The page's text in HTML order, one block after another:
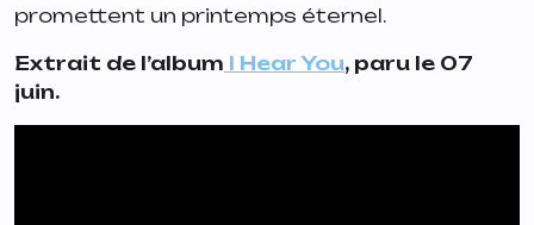
promettent un printemps éternel.
Extrait de l’album I Hear You, paru le 07
juin.